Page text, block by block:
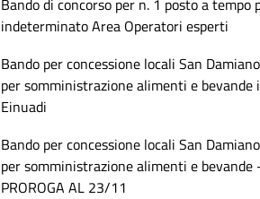
Bando di concorso per n. 1 posto a tempo
indeterminato Area Operatori esperti
Bando per concessione locali San
per somministrazione alimenti e bevande
Einuadi
Bando per concessione locali San
per somministrazione alimenti e bevande
PROROGA AL 23/11